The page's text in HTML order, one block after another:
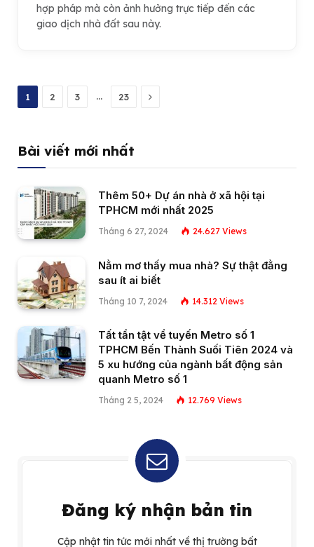
hợp pháp mà còn ảnh hưởng trực tiếp đến các
giao dịch nhà đất sau này.
1 2 3 … 23 Next
Bài viết mới nhất
Thêm 50+ Dự án nhà ở xã hội tại
TPHCM mới nhất 2025
Tháng 6 27, 2024 24.627 Views
Nằm mơ thấy mua nhà? Sự thật đằng
sau ít ai biết
Tháng 10 7, 2024 14.312 Views
Tất tần tật về tuyến Metro số 1
TPHCM Bến Thành Suối Tiên 2024 và
5 xu hướng của ngành bất động sản
quanh Metro số 1
Tháng 2 5, 2024 12.769 Views
Đăng ký nhận bản tin
Cập nhật tin tức mới nhất về thị trường bất